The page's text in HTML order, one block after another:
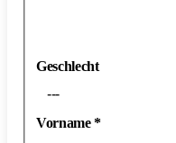
Geschlecht
---
Vorname*